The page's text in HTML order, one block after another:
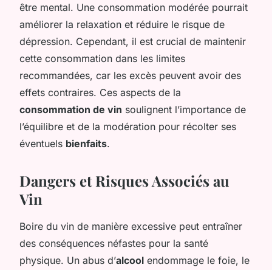
être mental. Une consommation modérée pourrait
améliorer la relaxation et réduire le risque de
dépression. Cependant, il est crucial de maintenir
cette consommation dans les limites
recommandées, car les excès peuvent avoir des
effets contraires. Ces aspects de la
consommation de vin soulignent l’importance de
l’équilibre et de la modération pour récolter ses
éventuels bienfaits.
Dangers et Risques Associés au
Vin
Boire du vin de manière excessive peut entraîner
des conséquences néfastes pour la santé
physique. Un abus d’alcool endommage le foie, le